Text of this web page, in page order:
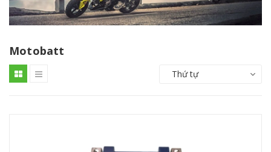
Motobatt
Thứ tự